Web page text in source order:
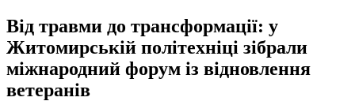
Від травми до трансформації: у
Житомирській політехніці зібрали
міжнародний форум із відновлення
ветеранів